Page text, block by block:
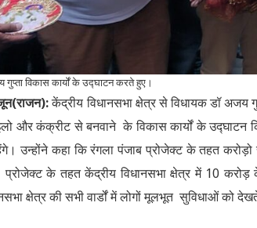
गुप्ता विकास कार्यों के उद्घाटन करते हुए।
केंद्रीय विधानसभा क्षेत्र से विधायक डॉ
और कंक्रीट से बनवाने के विकास कार्यों के उद्घाटन
उन्होंने कहा कि रंगला पंजाब प्रोजेक्ट के तहत
के तहत केंद्रीय विधानसभा क्षेत्र में 10 करोड़
क्षेत्र की सभी वार्डों में लोगों मूलभूत सुविधाओं को